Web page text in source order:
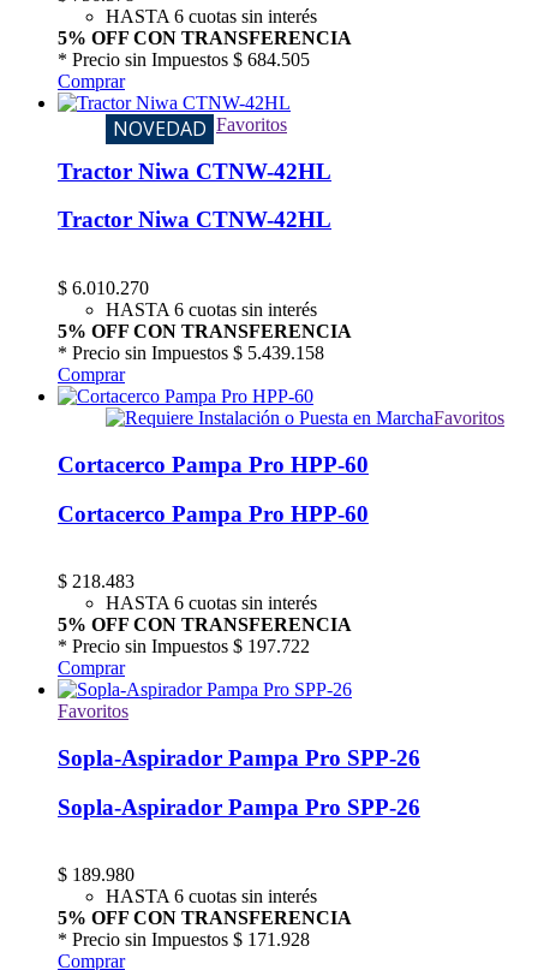
HASTA 6 cuotas sin interés
5% OFF CON TRANSFERENCIA
* Precio sin Impuestos $ 684.505
Comprar
NOVEDAD Favoritos
Tractor Niwa CTNW-42HL
Tractor Niwa CTNW-42HL
$ 6.010.270
HASTA 6 cuotas sin interés
5% OFF CON TRANSFERENCIA
* Precio sin Impuestos $ 5.439.158
Comprar
Favoritos
Cortacerco Pampa Pro HPP-60
Cortacerco Pampa Pro HPP-60
$ 218.483
HASTA 6 cuotas sin interés
5% OFF CON TRANSFERENCIA
* Precio sin Impuestos $ 197.722
Comprar
Favoritos
Sopla-Aspirador Pampa Pro SPP-26
Sopla-Aspirador Pampa Pro SPP-26
$ 189.980
HASTA 6 cuotas sin interés
5% OFF CON TRANSFERENCIA
* Precio sin Impuestos $ 171.928
Comprar